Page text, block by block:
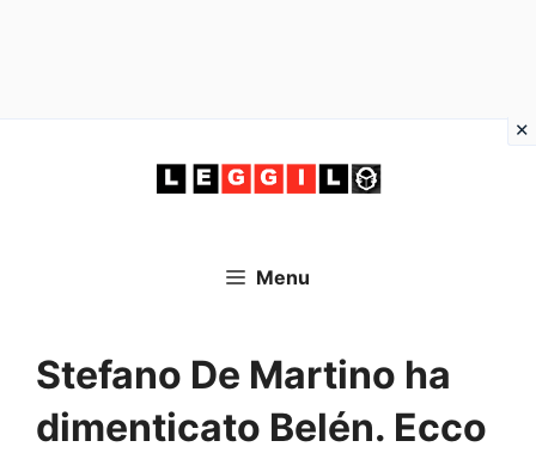
Menu
Stefano De Martino ha
dimenticato Belén. Ecco